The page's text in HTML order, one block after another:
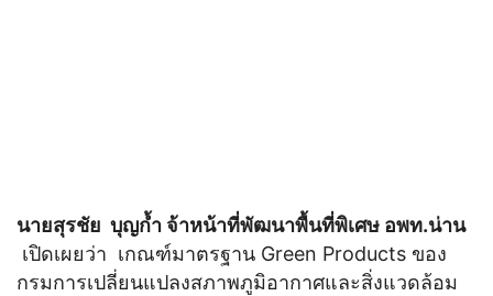
นายสุรชัย บุญก้ำ จ้าหน้าที่พัฒนาพื้นที่พิเศษ อพท.น่าน
เปิดเผยว่า เกณฑ์มาตรฐาน Green Products ของ
กรมการเปลี่ยนแปลงสภาพภูมิอากาศและสิ่งแวดล้อม